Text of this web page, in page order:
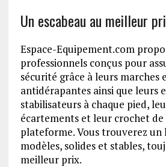
Un escabeau au meilleur
Espace-Equipement.com
professionnels conçus pour
sécurité grâce à leurs
antidérapantes ainsi que leurs
stabilisateurs à chaque pied,
écartements et leur crochet de
plateforme. Vous trouverez un
modèles, solides et stables,
meilleur prix.